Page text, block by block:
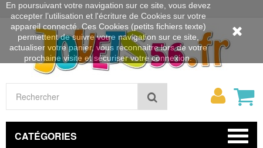
Rechercher
Mon
CATÉGORIES
En poursuivant votre navigation sur ce site, vous devez
accepter l’utilisation et l'écriture de Cookies sur votre
appareil connecté. Ces Cookies (petits fichiers texte)
permettent de suivre votre navigation sur ce site,
actualiser votre panier, vous reconnaitre lors de votre
prochaine visite et sécuriser votre connexion.